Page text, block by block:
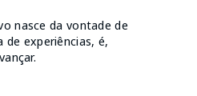
nasce da vontade de
de experiências, é,